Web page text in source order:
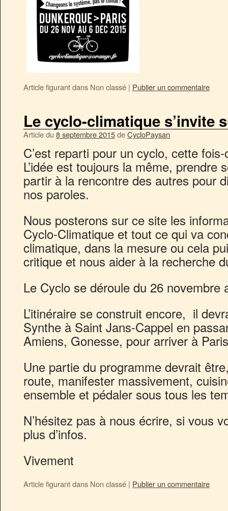
Article figurant dans Non classé | Publier un commentaire
Le cyclo-climatique s’invite
Article du 8 septembre 2015deCycloPaysan
C’est reparti pour un cyclo, cette
L’idée est toujours la même, prendre
partir à la rencontre des autres pour
nos paroles.
Nous posterons sur ce site les
Cyclo-Climatique et tout ce qui va
climatique, dans la mesure ou cela
critique et nous aider à la recherche
Le Cyclo se déroule du 26 novembre
L’itinéraire se construit encore, il
Synthe à Saint Jans-Cappel en
Amiens, Gonesse, pour arriver à
Une partie du programme devrait
route, manifester massivement,
ensemble et pédaler sous tous les
N’hésitez pas à nous écrire, si vous
plus d’infos.
Vivement
Article figurant dans Non classé | Publier un commentaire